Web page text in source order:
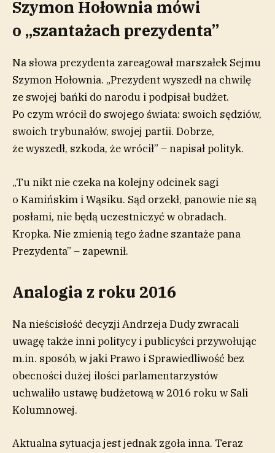
Szymon Hołownia mówi
o „szantażach prezydenta”
Na słowa prezydenta zareagował marszałek Sejmu
Szymon Hołownia. „Prezydent wyszedł na chwilę
ze swojej bańki do narodu i podpisał budżet.
Po czym wrócił do swojego świata: swoich sędziów,
swoich trybunałów, swojej partii. Dobrze,
że wyszedł, szkoda, że wrócił” – napisał polityk.
„Tu nikt nie czeka na kolejny odcinek sagi
o Kamińskim i Wąsiku. Sąd orzekł, panowie nie są
posłami, nie będą uczestniczyć w obradach.
Kropka. Nie zmienią tego żadne szantaże pana
Prezydenta” – zapewnił.
Analogia z roku 2016
Na nieścisłość decyzji Andrzeja Dudy zwracali
uwagę także inni politycy i publicyści przywołując
m.in. sposób, w jaki Prawo i Sprawiedliwość bez
obecności dużej ilości parlamentarzystów
uchwaliło ustawę budżetową w 2016 roku w Sali
Kolumnowej.
Aktualna sytuacja jest jednak zgoła inna. Teraz